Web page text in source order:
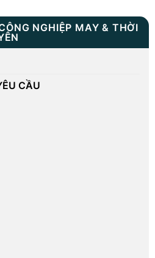
NGHIỆP MAY & THỜI
CẦU